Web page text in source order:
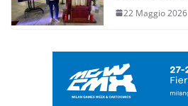
22 Maggio 2026